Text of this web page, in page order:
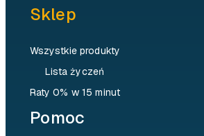
Sklep
Wszystkie produkty
Lista życzeń
Raty 0% w 15 minut
Pomoc